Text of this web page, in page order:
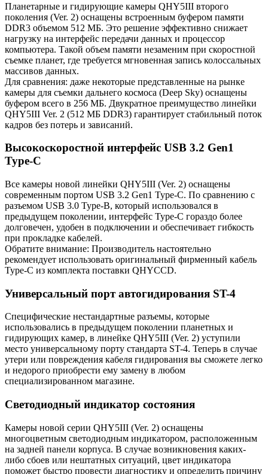
Планетарные и гидирующие камеры QHY5III второго
поколения (Ver. 2) оснащены встроенным буфером памяти
DDR3 объемом 512 МБ. Это решение эффективно снижает
нагрузку на интерфейс передачи данных и процессор
компьютера. Такой объем памяти незаменим при скоростной
съемке планет, где требуется мгновенная запись колоссальных
массивов данных.
Для сравнения: даже некоторые представленные на рынке
камеры для съемки дальнего космоса (Deep Sky) оснащены
буфером всего в 256 МБ. Двукратное преимущество линейки
QHY5III Ver. 2 (512 МБ DDR3) гарантирует стабильный поток
кадров без потерь и зависаний.
Высокоскоростной интерфейс USB 3.2 Gen1
Type-C
Все камеры новой линейки QHY5III (Ver. 2) оснащены
современным портом USB 3.2 Gen1 Type-C. По сравнению с
разъемом USB 3.0 Type-B, который использовался в
предыдущем поколении, интерфейс Type-C гораздо более
долговечен, удобен в подключении и обеспечивает гибкость
при прокладке кабелей.
Обратите внимание: Производитель настоятельно
рекомендует использовать оригинальный фирменный кабель
Type-C из комплекта поставки QHYCCD.
Универсальный порт автогидирования ST-4
Специфические нестандартные разъемы, которые
использовались в предыдущем поколении планетных и
гидирующих камер, в линейке QHY5III (Ver. 2) уступили
место универсальному порту стандарта ST-4. Теперь в случае
утери или повреждения кабеля гидирования вы сможете легко
и недорого приобрести ему замену в любом
специализированном магазине.
Светодиодный индикатор состояния
Камеры новой серии QHY5III (Ver. 2) оснащены
многоцветным светодиодным индикатором, расположенным
на задней панели корпуса. В случае возникновения каких-
либо сбоев или нештатных ситуаций, цвет индикатора
поможет быстро провести диагностику и определить причину